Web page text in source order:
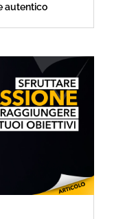
autentico